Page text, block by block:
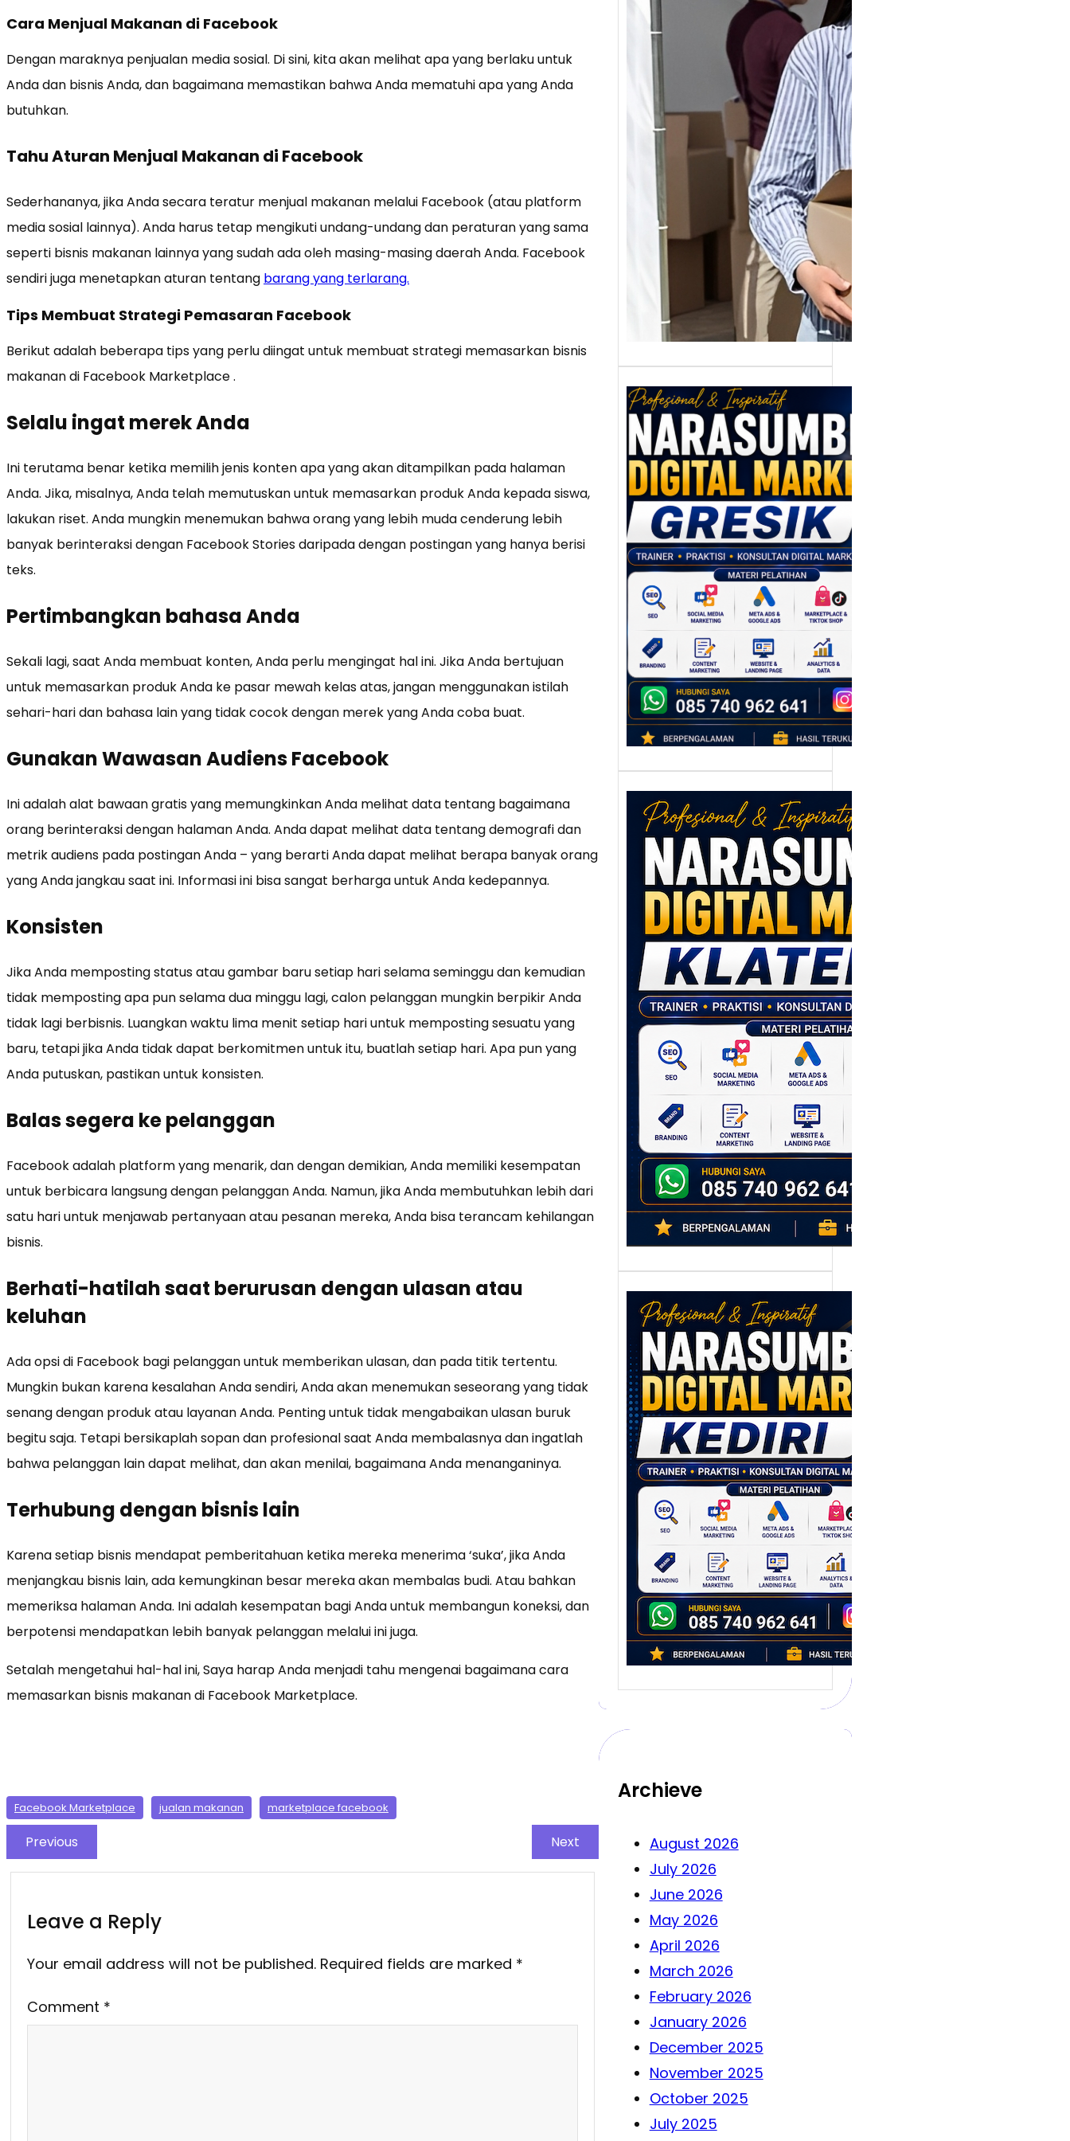
Cara Menjual Makanan di Facebook
Dengan maraknya penjualan media sosial. Di sini, kita akan melihat apa yang berlaku untuk
Anda dan bisnis Anda, dan bagaimana memastikan bahwa Anda mematuhi apa yang Anda
butuhkan.
Tahu Aturan Menjual Makanan di Facebook
Sederhananya, jika Anda secara teratur menjual makanan melalui Facebook (atau platform
media sosial lainnya). Anda harus tetap mengikuti undang-undang dan peraturan yang sama
seperti bisnis makanan lainnya yang sudah ada oleh masing-masing daerah Anda. Facebook
sendiri juga menetapkan aturan tentang barang yang terlarang.
Tips Membuat Strategi Pemasaran Facebook
Berikut adalah beberapa tips yang perlu diingat untuk membuat strategi memasarkan bisnis
makanan di Facebook Marketplace .
Selalu ingat merek Anda
Ini terutama benar ketika memilih jenis konten apa yang akan ditampilkan pada halaman
Anda. Jika, misalnya, Anda telah memutuskan untuk memasarkan produk Anda kepada siswa,
lakukan riset. Anda mungkin menemukan bahwa orang yang lebih muda cenderung lebih
banyak berinteraksi dengan Facebook Stories daripada dengan postingan yang hanya berisi
teks.
Pertimbangkan bahasa Anda
Sekali lagi, saat Anda membuat konten, Anda perlu mengingat hal ini. Jika Anda bertujuan
untuk memasarkan produk Anda ke pasar mewah kelas atas, jangan menggunakan istilah
sehari-hari dan bahasa lain yang tidak cocok dengan merek yang Anda coba buat.
Gunakan Wawasan Audiens Facebook
Ini adalah alat bawaan gratis yang memungkinkan Anda melihat data tentang bagaimana
orang berinteraksi dengan halaman Anda. Anda dapat melihat data tentang demografi dan
metrik audiens pada postingan Anda – yang berarti Anda dapat melihat berapa banyak orang
yang Anda jangkau saat ini. Informasi ini bisa sangat berharga untuk Anda kedepannya.
Konsisten
Jika Anda memposting status atau gambar baru setiap hari selama seminggu dan kemudian
tidak memposting apa pun selama dua minggu lagi, calon pelanggan mungkin berpikir Anda
tidak lagi berbisnis. Luangkan waktu lima menit setiap hari untuk memposting sesuatu yang
baru, tetapi jika Anda tidak dapat berkomitmen untuk itu, buatlah setiap hari. Apa pun yang
Anda putuskan, pastikan untuk konsisten.
Balas segera ke pelanggan
Facebook adalah platform yang menarik, dan dengan demikian, Anda memiliki kesempatan
untuk berbicara langsung dengan pelanggan Anda. Namun, jika Anda membutuhkan lebih dari
satu hari untuk menjawab pertanyaan atau pesanan mereka, Anda bisa terancam kehilangan
bisnis.
Berhati-hatilah saat berurusan dengan ulasan atau
keluhan
Ada opsi di Facebook bagi pelanggan untuk memberikan ulasan, dan pada titik tertentu.
Mungkin bukan karena kesalahan Anda sendiri, Anda akan menemukan seseorang yang tidak
senang dengan produk atau layanan Anda. Penting untuk tidak mengabaikan ulasan buruk
begitu saja. Tetapi bersikaplah sopan dan profesional saat Anda membalasnya dan ingatlah
bahwa pelanggan lain dapat melihat, dan akan menilai, bagaimana Anda menanganinya.
Terhubung dengan bisnis lain
Karena setiap bisnis mendapat pemberitahuan ketika mereka menerima ‘suka’, jika Anda
menjangkau bisnis lain, ada kemungkinan besar mereka akan membalas budi. Atau bahkan
memeriksa halaman Anda. Ini adalah kesempatan bagi Anda untuk membangun koneksi, dan
berpotensi mendapatkan lebih banyak pelanggan melalui ini juga.
Setalah mengetahui hal-hal ini, Saya harap Anda menjadi tahu mengenai bagaimana cara
memasarkan bisnis makanan di Facebook Marketplace.
Facebook Marketplace jualan makanan marketplace facebook
Previous Next
Leave a Reply
Your email address will not be published. Required fields are marked *
Comment *
Tik Tok Buat
Jualan, Gimana
Strateginya ?
Baca Juga Cara
Berjualan Di Tiktokshop
TikTok menjadi tempat
Narasumber
Digital Marketing
Gresik:
Meningkatkan
Daya Saing SDM
dan Bisnis di Era
Transformasi
Digital
Perkembangan dunia
industri tidak hanya
mengubah cara
perusahaan
memproduksi barang,…
Narasumber
Digital Marketing
Klaten: Membantu
UMKM dan SDM
Lokal Naik Kelas
Melalui Strategi
Digital
Setiap daerah memiliki
potensi ekonomi yang
berbeda, dan Klaten
adalah…
Narasumber
Digital Marketing
Kediri: Membangun
Strategi
Pemasaran
Berbasis Data
untuk Bisnis yang
Bertumbuh
Digital marketing telah
mengubah cara bisnis
berkembang. Dulu,
promosi banyak…
Archieve
August 2026
July 2026
June 2026
May 2026
April 2026
March 2026
February 2026
January 2026
December 2025
November 2025
October 2025
July 2025